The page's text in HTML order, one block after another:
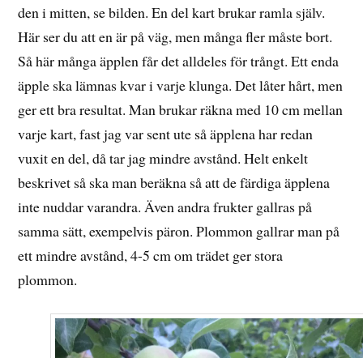
den i mitten, se bilden. En del kart brukar ramla själv.
Här ser du att en är på väg, men många fler måste bort.
Så här många äpplen får det alldeles för trångt. Ett enda
äpple ska lämnas kvar i varje klunga. Det låter hårt, men
ger ett bra resultat. Man brukar räkna med 10 cm mellan
varje kart, fast jag var sent ute så äpplena har redan
vuxit en del, då tar jag mindre avstånd. Helt enkelt
beskrivet så ska man beräkna så att de färdiga äpplena
inte nuddar varandra. Även andra frukter gallras på
samma sätt, exempelvis päron. Plommon gallrar man på
ett mindre avstånd, 4-5 cm om trädet ger stora
plommon.